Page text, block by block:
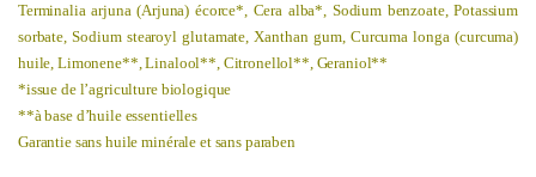
Terminalia arjuna (Arjuna) écorce*, Cera alba*, Sodium benzoate, Potassium
sorbate, Sodium stearoyl glutamate, Xanthan gum, Curcuma longa (curcuma)
huile, Limonene**, Linalool**, Citronellol**, Geraniol**
*issue de l’agriculture biologique
**à base d’huile essentielles
Garantie sans huile minérale et sans paraben